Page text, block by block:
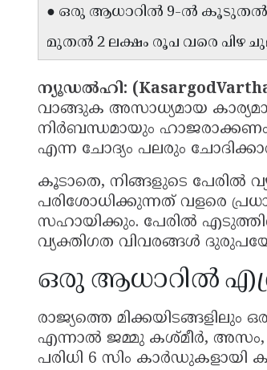
● ഒരു ആധാറിൽ 9-ൽ കൂടുതൽ
മുതൽ 2 ലക്ഷം രൂപ വരെ പിഴ
ന്യൂഡൽഹി:
വാങ്ങുക അസാധ്യമായ
നിർബന്ധമായും
എന്ന ചോദ്യം പലരും
കൂടാതെ, നിങ്ങളുടെ പേരിൽ
പരിശോധിക്കുന്നത് വളരെ
സഹായിക്കും. പേരിൽ
വ്യക്തിഗത വിവരങ്ങൾ
ഒരു ആധാറിൽ
രാജ്യത്തെ
എന്നാൽ ജമ്മു കശ്മീർ,
പരിധി 6 സിം കാർഡുകളായി